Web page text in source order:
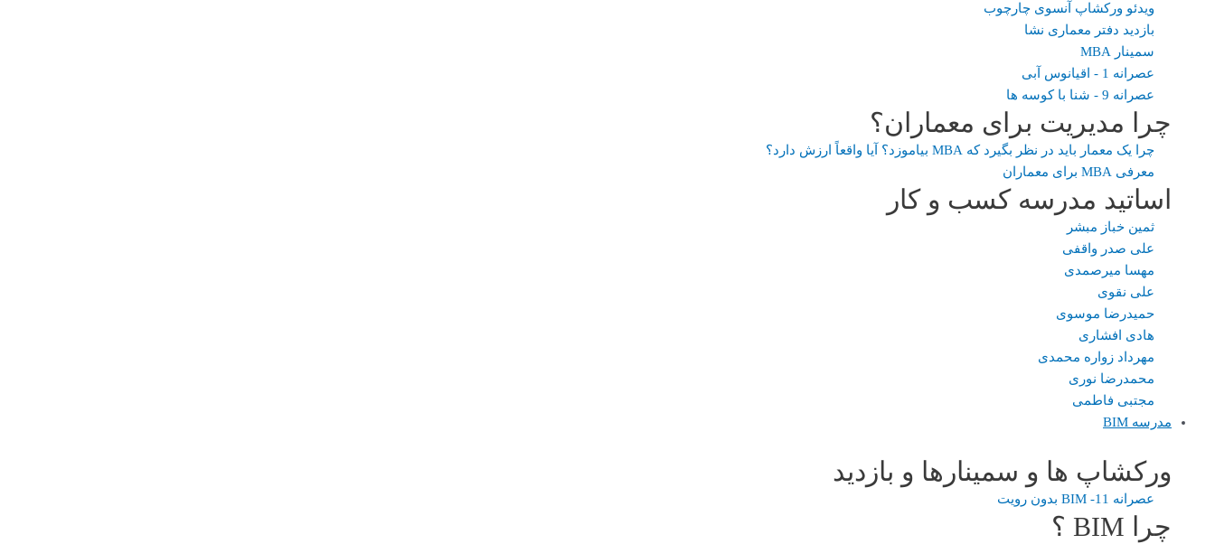
ویدئو ورکشاپ آنسوی چارچوب
بازدید دفتر معماری نشا
سمینار MBA
عصرانه 1 - اقیانوس آبی
عصرانه 9 - شنا با کوسه ها
چرا مدیریت برای معماران؟
چرا یک معمار باید در نظر بگیرد که MBA بیاموزد؟ آیا واقعاً ارزش دارد؟
معرفی MBA برای معماران
اساتید مدرسه کسب و کار
ثمین خباز مبشر
علی صدر واقفی
مهسا میرصمدی
علی نقوی
حمیدرضا موسوی
هادی افشاری
مهرداد زواره محمدی
محمدرضا نوری
مجتبی فاطمی
مدرسه BIM
ورکشاپ ها و سمینارها و بازدید
عصرانه 11- BIM بدون رویت
چرا BIM ؟